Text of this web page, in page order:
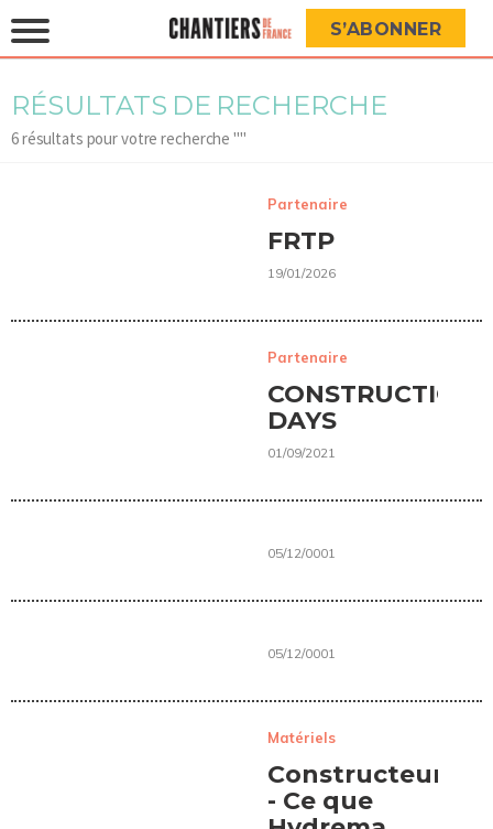
S’ABONNER
RÉSULTATS DE RECHERCHE
6 résultats pour votre recherche ""
Partenaire
FRTP
19/01/2026
Partenaire
CONSTRUCTION
DAYS
01/09/2021
05/12/0001
05/12/0001
Matériels
Constructeur
- Ce que